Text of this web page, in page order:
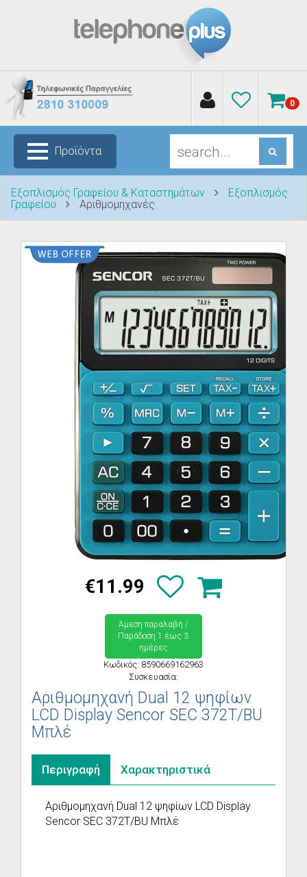
0
Προϊόντα
Εξοπλισμός Γραφείου & Καταστημάτων
Εξοπλισμός
Γραφείου
Αριθμομηχανές
€11.99
Άμεση παραλαβή /
Παράδoση 1 έως 3
ημέρες
Κωδικός: 8590669162963
Συσκευασία:
Αριθμομηχανή Dual 12 ψηφίων
LCD Display Sencor SEC 372T/BU
Μπλέ
Περιγραφή Χαρακτηριστικά
Αριθμομηχανή Dual 12 ψηφίων LCD Display
Sencor SEC 372T/BU Μπλέ